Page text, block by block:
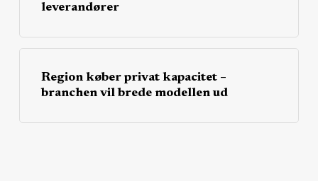
leverandører
Region køber privat kapacitet –
branchen vil brede modellen ud